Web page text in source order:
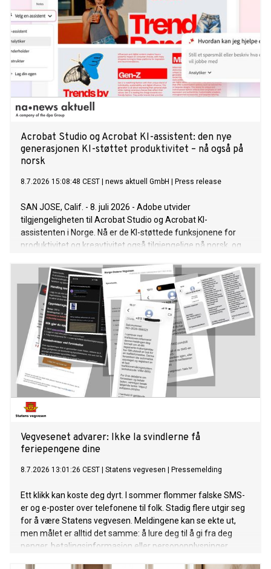
Acrobat Studio og Acrobat KI-assistent: den nye
generasjonen KI-støttet produktivitet – nå også på
norsk
8.7.2026 15:08:48 CEST news aktuell GmbH Press release
SAN JOSE, Calif. - 8. juli 2026 - Adobe utvider
tilgjengeligheten til Acrobat Studio og Acrobat KI-
assistenten i Norge. Nå er de KI-støttede funksjonene for
produktivitet og kreavtivitet også tilgjengelige på norsk, og
Studio kombinerer Adobe Acrobat Pro, Adobe Express
Premium og smarte KI-assistenter. Acrobat KI-assistent er
også tilgjengelig som et separat tillegg for alle Adobe
Acrobat-produkter (Acrobat Reader, Acrobat Standard og
Acrobat Pro) – et fleksibelt alternativ for alle som ønsker å
bruke KI-støttede funksjoner kun når de arbeider med
dokumenter. Begge disse tilbudene gjør det mulig for
brukere å raskere samle inn informasjon i PDF-er og Office-
dokumenter, opprette innhold og effektivisere arbeidsflyten.
Acrobat Studio og Acrobat KI-assistenten markerer et viktig
trinn i utviklingen av PDF-filen, som har blitt standarden for
viktige dokumenter siden den ble lansert av Adobe i 1993.
Vegvesenet advarer: Ikke la svindlerne få
feriepengene dine
8.7.2026 13:01:26 CEST Statens vegvesen Pressemelding
Ett klikk kan koste deg dyrt. I sommer flommer falske SMS-
er og e-poster over telefonene til folk. Stadig flere utgir seg
for å være Statens vegvesen. Meldingene kan se ekte ut,
men målet er alltid det samme: å lure deg til å gi fra deg
penger, betalingsinformasjon eller personopplysninger.